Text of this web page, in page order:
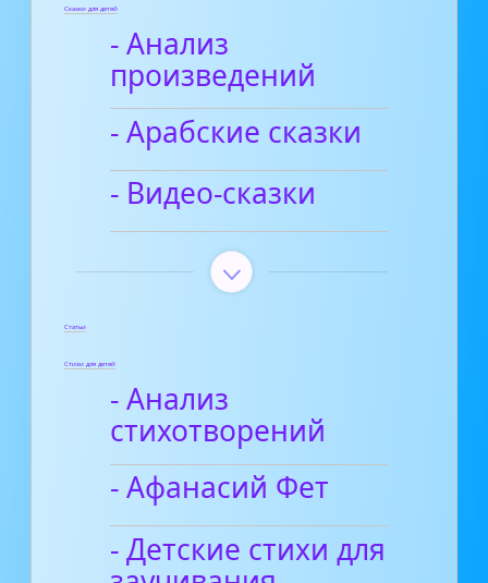
Сказки для детей
- Анализ
произведений
- Арабские сказки
- Видео-сказки
Статьи
Стихи для детей
- Анализ
стихотворений
- Афанасий Фет
- Детские стихи для